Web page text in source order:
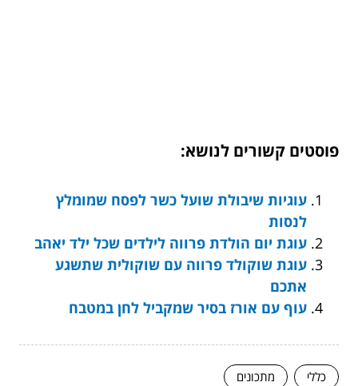
פוסטים קשורים לנושא:
עוגיות שיבולת שועל כשר לפסח שמומלץ
לנסות
עוגת יום הולדת פרווה לילדים שכל ילד יאהב
עוגת שוקולד פרווה עם שוקולית שתשגע
אתכם
עוף עם אורז בסיר שמקביל לחן במטבח
כללי מתכונים